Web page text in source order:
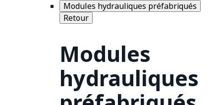
Modules hydrauliques préfabriqués
Retour
Modules
hydrauliques